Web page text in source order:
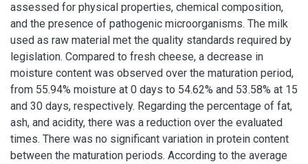
assessed for physical properties, chemical composition,
and the presence of pathogenic microorganisms. The milk
used as raw material met the quality standards required by
legislation. Compared to fresh cheese, a decrease in
moisture content was observed over the maturation period,
from 55.94% moisture at 0 days to 54.62% and 53.58% at 15
and 30 days, respectively. Regarding the percentage of fat,
ash, and acidity, there was a reduction over the evaluated
times. There was no significant variation in protein content
between the maturation periods. According to the average